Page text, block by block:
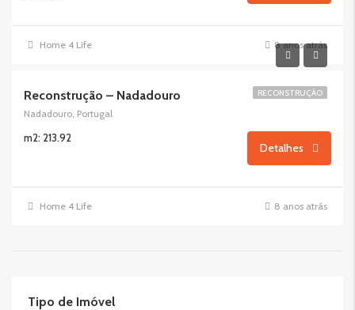
Home 4 Life 8 anos atrás
RECONSTRUÇÃO
Reconstrução – Nadadouro
Nadadouro, Portugal
m2: 213.92
Detalhes
Home 4 Life 8 anos atrás
Tipo de Imóvel